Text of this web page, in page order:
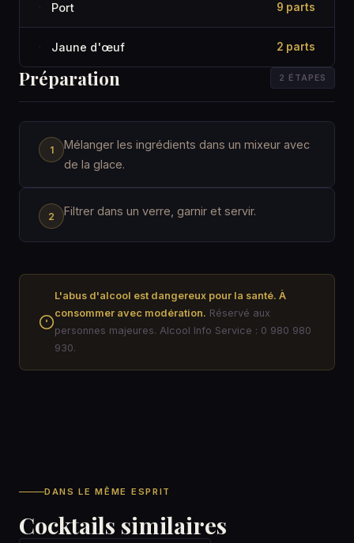
· Port 9 parts
· Jaune d'œuf 2 parts
Préparation 2 ÉTAPES
Mélanger les ingrédients dans un mixeur avec
de la glace.
Filtrer dans un verre, garnir et servir.
L'abus d'alcool est dangereux pour la santé. À
consommer avec modération. Réservé aux
personnes majeures. Alcool Info Service : 0 980 980
930.
DANS LE MÊME ESPRIT
Cocktails similaires